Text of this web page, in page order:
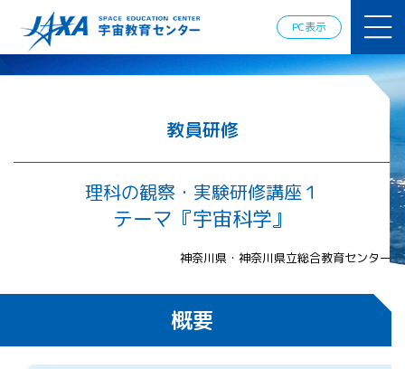
PC表示
ミー
ロスペース
情報の発
信
宇宙を活用
した教育実
践例
体験的学
提供（国
APRSAF（ア
教員研修
理科の観察・実験研修講座１
テーマ『宇宙科学』
神奈川県・神奈川県立総合教育センター
概要